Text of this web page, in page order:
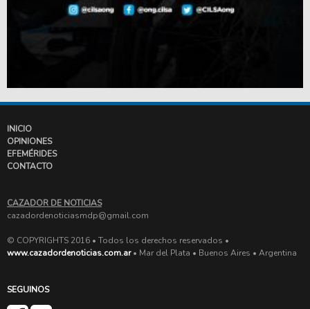
INICIO
OPINIONES
EFEMÉRIDES
CONTACTO
CAZADOR DE NOTICIAS
cazadordenoticiasmdp@gmail.com
© COPYRIGHTS 2016 • Todos los derechos reservados •
www.cazadordenoticias.com.ar• Mar del Plata • Buenos Aires • Argentina
SEGUINOS